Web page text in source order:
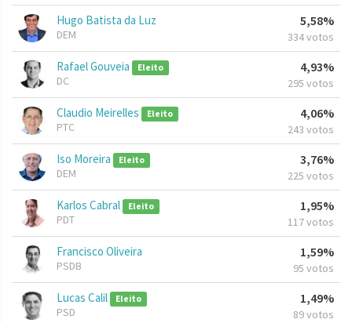
Hugo Batista da Luz
DEM
5,58%
334 votos
Rafael Gouveia Eleito
DC
4,93%
295 votos
Claudio Meirelles Eleito
PTC
4,06%
243 votos
Iso Moreira Eleito
DEM
3,76%
225 votos
Karlos Cabral Eleito
PDT
1,95%
117 votos
Francisco Oliveira
PSDB
1,59%
95 votos
Lucas Calil Eleito
PSD
1,49%
89 votos